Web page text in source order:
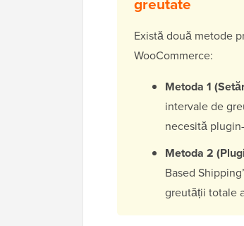
Există două metode
WooCommerce:
Metoda 1
intervale de
necesită
Metoda 2
Based
greutății totale